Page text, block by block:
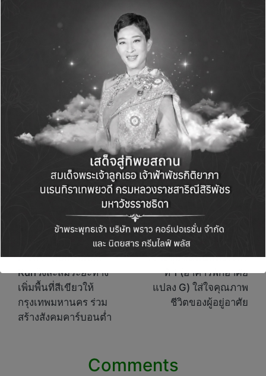
Green Life+
View All Posts
navigation
สยามพิวรรธน์จัด
กิจกรรมรักษ์โลก SIAM
PIWAT Run Forest
Runวิ่งสะสมระยะทาง
เพิ่มพื้นที่สีเขียวให้
กรุงเทพมหานคร ร่วม
สร้างสังคมคาร์บอนต่ำ
การเคหะแห่งชาติแจง
เร่งซ่อมโครงการฟื้นฟู
เมืองชุมชนดินแดงระยะ
ที่ 1 (อาคารพักอาศัย
แปลง G) ใส่ใจคุณภาพ
ชีวิตของผู้อยู่อาศัย
Comments